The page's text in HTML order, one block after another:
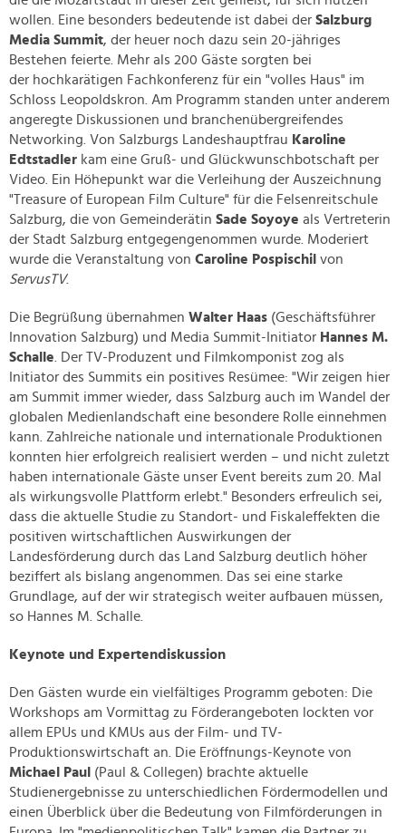
wollen. Eine besonders bedeutende ist dabei der Salzburg
Media Summit, der heuer noch dazu sein 20-jähriges
Bestehen feierte. Mehr als 200 Gäste sorgten bei
der hochkarätigen Fachkonferenz für ein "volles Haus" im
Schloss Leopoldskron. Am Programm standen unter anderem
angeregte Diskussionen und branchenübergreifendes
Networking. Von Salzburgs Landeshauptfrau Karoline
Edtstadler kam eine Gruß- und Glückwunschbotschaft per
Video. Ein Höhepunkt war die Verleihung der Auszeichnung
"Treasure of European Film Culture" für die Felsenreitschule
Salzburg, die von Gemeinderätin Sade Soyoye als Vertreterin
der Stadt Salzburg entgegengenommen wurde. Moderiert
wurde die Veranstaltung von Caroline Pospischil von
ServusTV.
Die Begrüßung übernahmen Walter Haas (Geschäftsführer
Innovation Salzburg) und Media Summit-Initiator Hannes M.
Schalle . Der TV-Produzent und Filmkomponist zog als
Initiator des Summits ein positives Resümee: "Wir zeigen hier
am Summit immer wieder, dass Salzburg auch im Wandel der
globalen Medienlandschaft eine besondere Rolle einnehmen
kann. Zahlreiche nationale und internationale Produktionen
konnten hier erfolgreich realisiert werden – und nicht zuletzt
haben internationale Gäste unser Event bereits zum 20. Mal
als wirkungsvolle Plattform erlebt." Besonders erfreulich sei,
dass die aktuelle Studie zu Standort- und Fiskaleffekten die
positiven wirtschaftlichen Auswirkungen der
Landesförderung durch das Land Salzburg deutlich höher
beziffert als bislang angenommen. Das sei eine starke
Grundlage, auf der wir strategisch weiter aufbauen müssen,
so Hannes M. Schalle.
Keynote und Expertendiskussion
Den Gästen wurde ein vielfältiges Programm geboten: Die
Workshops am Vormittag zu Förderangeboten lockten vor
allem EPUs und KMUs aus der Film- und TV-
Produktionswirtschaft an. Die Eröffnungs-Keynote von
Michael Paul (Paul & Collegen) brachte aktuelle
Studienergebnisse zu unterschiedlichen Fördermodellen und
einen Überblick über die Bedeutung von Filmförderungen in